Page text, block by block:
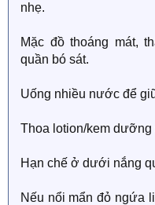
nhẹ.
Mặc đồ thoáng mát,
quần bó sát.
Uống nhiều nước để
Thoa lotion/kem dưỡng
Hạn chế ở dưới nắng
Nếu nổi mẩn đỏ ngứa